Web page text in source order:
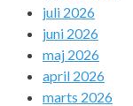
juli 2026
juni 2026
maj 2026
april 2026
marts 2026